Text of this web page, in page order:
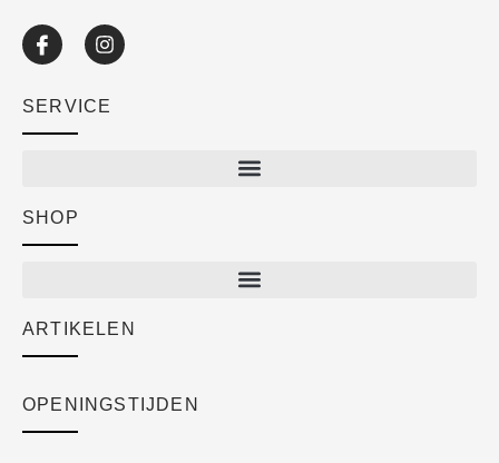
SERVICE
Academy
SHOP
ARTIKELEN
OPENINGSTIJDEN